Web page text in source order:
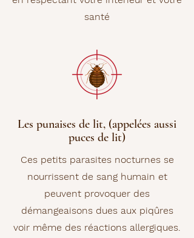
santé
Les punaises de lit, (appelées aussi
puces de lit)
Ces petits parasites nocturnes se
nourrissent de sang humain et
peuvent provoquer des
démangeaisons dues aux piqûres
voir même des réactions allergiques.